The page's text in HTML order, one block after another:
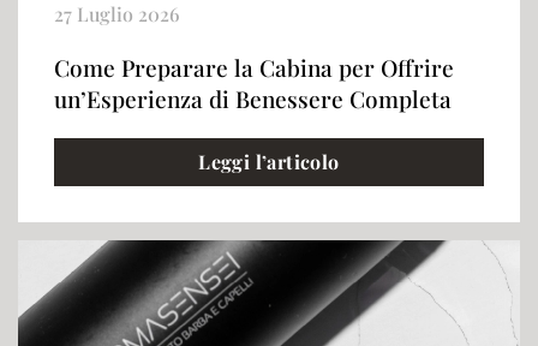
27 Luglio 2026
Come Preparare la Cabina per Offrire
un’Esperienza di Benessere Completa
Leggi l’articolo